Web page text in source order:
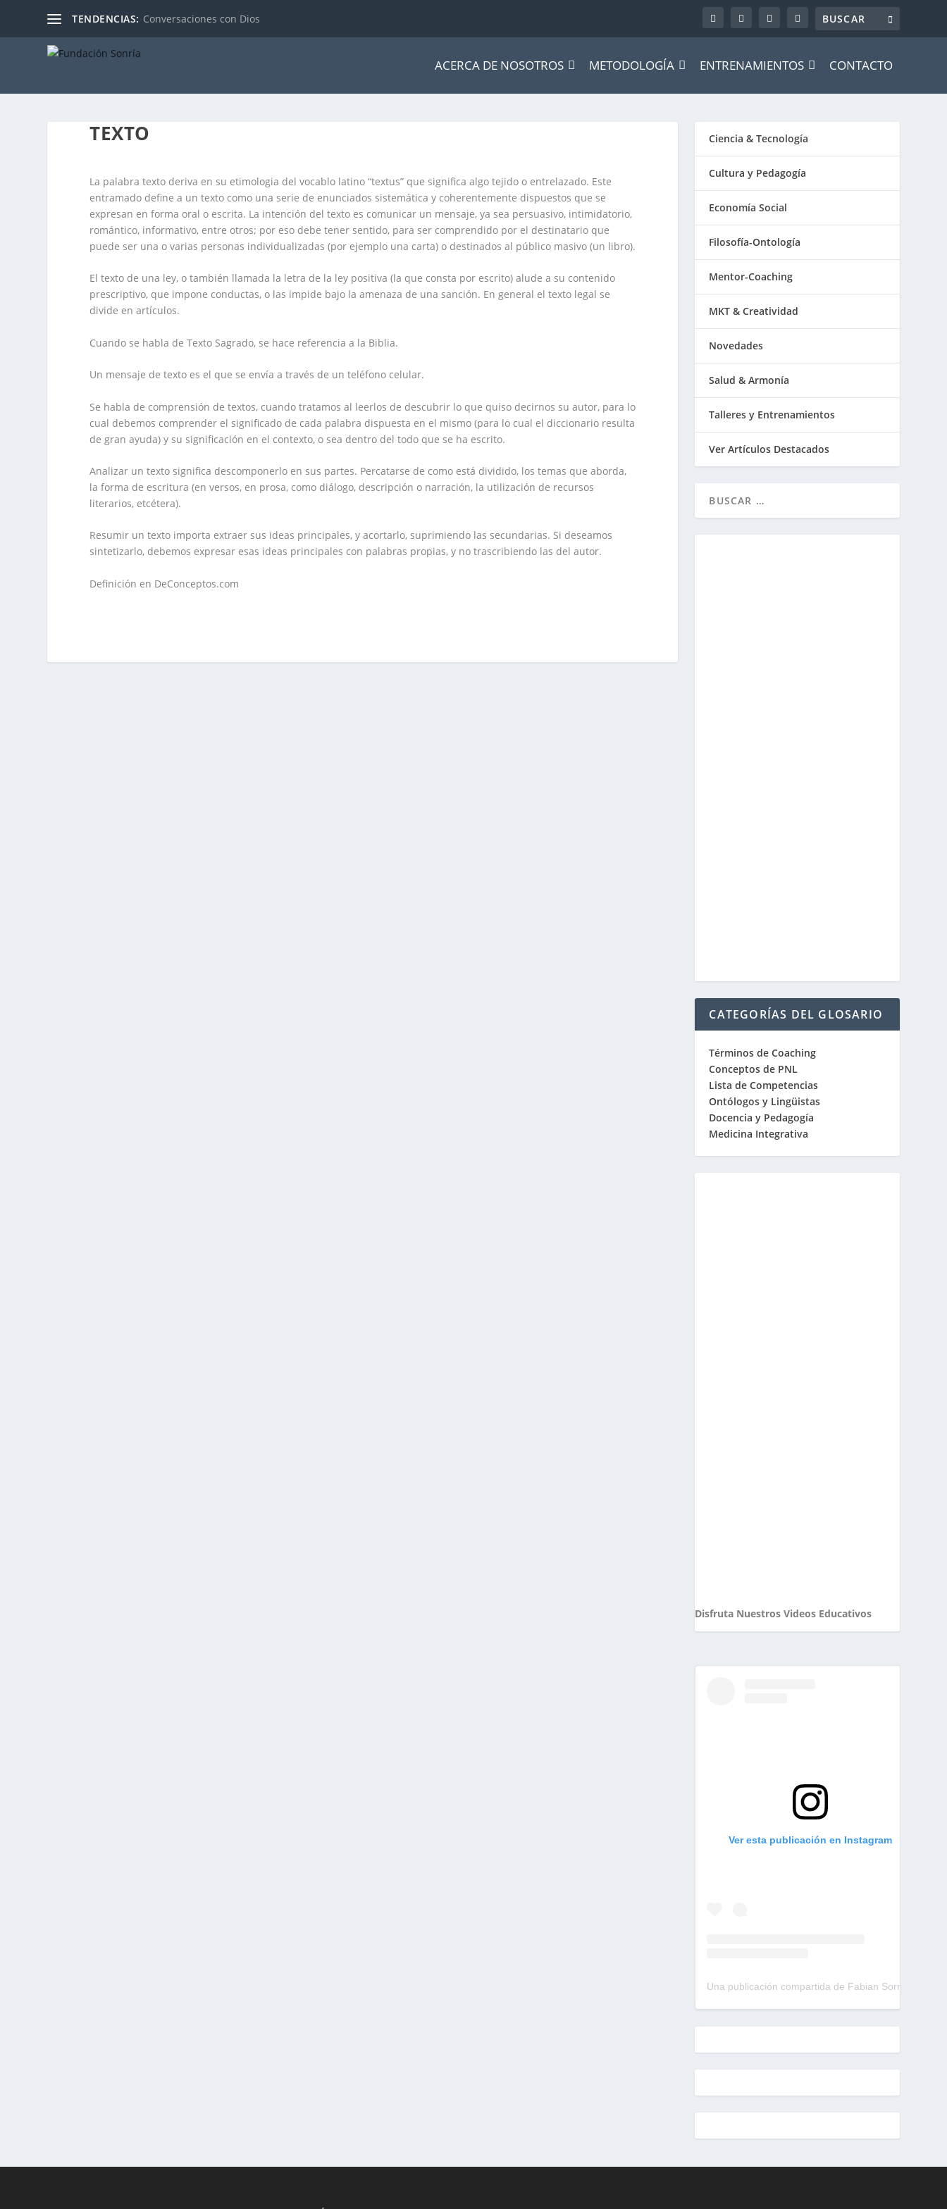
TENDENCIAS: Conversaciones con Dios
ACERCA DE NOSOTROS METODOLOGÍA ENTRENAMIENTOS CONTACTO
TEXTO
La palabra texto deriva en su etimologia del vocablo latino “textus” que significa algo tejido o entrelazado. Este
entramado define a un texto como una serie de enunciados sistemática y coherentemente dispuestos que se
expresan en forma oral o escrita. La intención del texto es comunicar un mensaje, ya sea persuasivo, intimidatorio,
romántico, informativo, entre otros; por eso debe tener sentido, para ser comprendido por el destinatario que
puede ser una o varias personas individualizadas (por ejemplo una carta) o destinados al público masivo (un libro).
El texto de una ley, o también llamada la letra de la ley positiva (la que consta por escrito) alude a su contenido
prescriptivo, que impone conductas, o las impide bajo la amenaza de una sanción. En general el texto legal se
divide en artículos.
Cuando se habla de Texto Sagrado, se hace referencia a la Biblia.
Un mensaje de texto es el que se envía a través de un teléfono celular.
Se habla de comprensión de textos, cuando tratamos al leerlos de descubrir lo que quiso decirnos su autor, para lo
cual debemos comprender el significado de cada palabra dispuesta en el mismo (para lo cual el diccionario resulta
de gran ayuda) y su significación en el contexto, o sea dentro del todo que se ha escrito.
Analizar un texto significa descomponerlo en sus partes. Percatarse de como está dividido, los temas que aborda,
la forma de escritura (en versos, en prosa, como diálogo, descripción o narración, la utilización de recursos
literarios, etcétera).
Resumir un texto importa extraer sus ideas principales, y acortarlo, suprimiendo las secundarias. Si deseamos
sintetizarlo, debemos expresar esas ideas principales con palabras propias, y no trascribiendo las del autor.
Definición en DeConceptos.com
Ciencia & Tecnología
Cultura y Pedagogía
Economía Social
Filosofía-Ontología
Mentor-Coaching
MKT & Creatividad
Novedades
Salud & Armonía
Talleres y Entrenamientos
Ver Artículos Destacados
CATEGORÍAS DEL GLOSARIO
Términos de Coaching
Conceptos de PNL
Lista de Competencias
Ontólogos y Lingüistas
Docencia y Pedagogía
Medicina Integrativa
Disfruta Nuestros Videos Educativos
Ver esta publicación en Instagram